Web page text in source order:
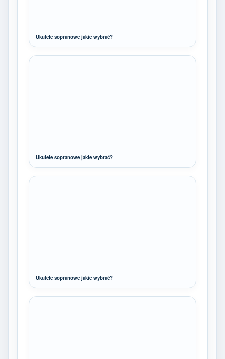
Ukulele sopranowe jakie wybrać?
Ukulele sopranowe jakie wybrać?
Ukulele sopranowe jakie wybrać?